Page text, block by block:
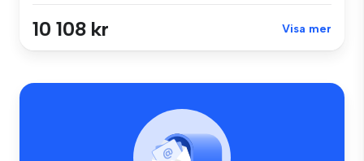
10 108 kr Visa mer